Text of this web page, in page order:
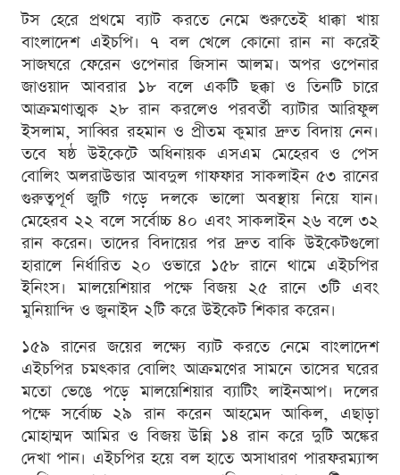
টস হেরে প্রথমে ব্যাট করতে নেমে শুরুতেই ধাক্কা খায়
বাংলাদেশ এইচপি। ৭ বল খেলে কোনো রান না করেই
সাজঘরে ফেরেন ওপেনার জিসান আলম। অপর ওপেনার
জাওয়াদ আবরার ১৮ বলে একটি ছক্কা ও তিনটি চারে
আক্রমণাত্মক ২৮ রান করলেও পরবর্তী ব্যাটার আরিফুল
ইসলাম, সাব্বির রহমান ও প্রীতম কুমার দ্রুত বিদায় নেন।
তবে ষষ্ঠ উইকেটে অধিনায়ক এসএম মেহেরব ও পেস
বোলিং অলরাউন্ডার আবদুল গাফফার সাকলাইন ৫৩ রানের
গুরুত্বপূর্ণ জুটি গড়ে দলকে ভালো অবস্থায় নিয়ে যান।
মেহেরব ২২ বলে সর্বোচ্চ ৪০ এবং সাকলাইন ২৬ বলে ৩২
রান করেন। তাদের বিদায়ের পর দ্রুত বাকি উইকেটগুলো
হারালে নির্ধারিত ২০ ওভারে ১৫৮ রানে থামে এইচপির
ইনিংস। মালয়েশিয়ার পক্ষে বিজয় ২৫ রানে ৩টি এবং
মুনিয়ান্দি ও জুনাইদ ২টি করে উইকেট শিকার করেন।
১৫৯ রানের জয়ের লক্ষ্যে ব্যাট করতে নেমে বাংলাদেশ
এইচপির চমৎকার বোলিং আক্রমণের সামনে তাসের ঘরের
মতো ভেঙে পড়ে মালয়েশিয়ার ব্যাটিং লাইনআপ। দলের
পক্ষে সর্বোচ্চ ২৯ রান করেন আহমেদ আকিল, এছাড়া
মোহাম্মদ আমির ও বিজয় উন্নি ১৪ রান করে দুটি অঙ্কের
দেখা পান। এইচপির হয়ে বল হাতে অসাধারণ পারফরম্যান্স